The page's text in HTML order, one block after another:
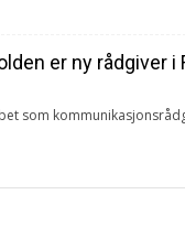
er ny rådgiver i
som
idømt 7 års